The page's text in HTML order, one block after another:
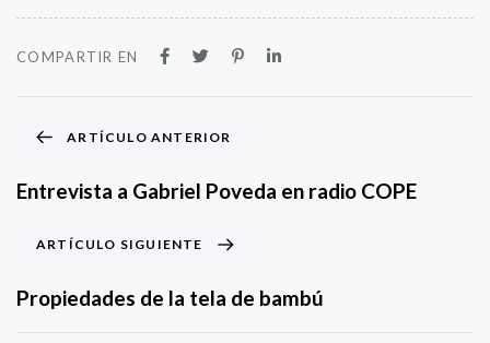
COMPARTIR EN
t
í
o
ARTÍCULO ANTERIOR
Entrevista a Gabriel Poveda en radio COPE
t
í
ARTÍCULO SIGUIENTE
Propiedades de la tela de bambú